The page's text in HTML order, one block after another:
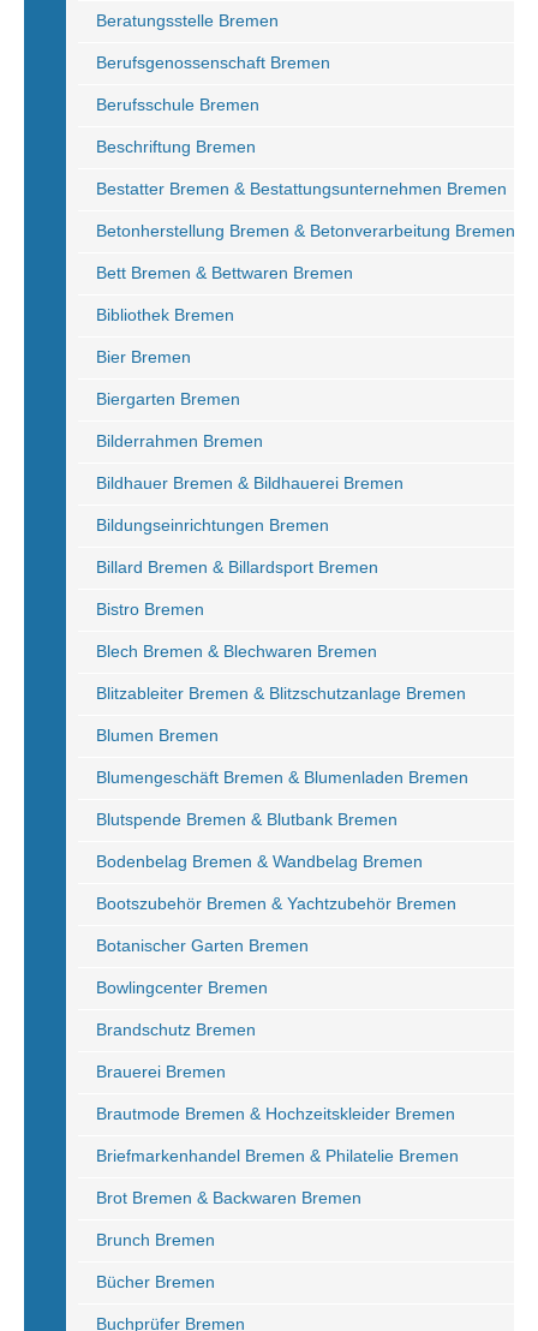
Beratungsstelle Bremen
Berufsgenossenschaft Bremen
Berufsschule Bremen
Beschriftung Bremen
Bestatter Bremen & Bestattungsunternehmen Bremen
Betonherstellung Bremen & Betonverarbeitung Bremen
Bett Bremen & Bettwaren Bremen
Bibliothek Bremen
Bier Bremen
Biergarten Bremen
Bilderrahmen Bremen
Bildhauer Bremen & Bildhauerei Bremen
Bildungseinrichtungen Bremen
Billard Bremen & Billardsport Bremen
Bistro Bremen
Blech Bremen & Blechwaren Bremen
Blitzableiter Bremen & Blitzschutzanlage Bremen
Blumen Bremen
Blumengeschäft Bremen & Blumenladen Bremen
Blutspende Bremen & Blutbank Bremen
Bodenbelag Bremen & Wandbelag Bremen
Bootszubehör Bremen & Yachtzubehör Bremen
Botanischer Garten Bremen
Bowlingcenter Bremen
Brandschutz Bremen
Brauerei Bremen
Brautmode Bremen & Hochzeitskleider Bremen
Briefmarkenhandel Bremen & Philatelie Bremen
Brot Bremen & Backwaren Bremen
Brunch Bremen
Bücher Bremen
Buchprüfer Bremen